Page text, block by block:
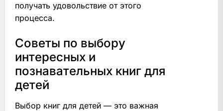
получать удовольствие от этого
процесса.
Советы по выбору
интересных и
познавательных книг для
детей
Выбор книг для детей — это важная